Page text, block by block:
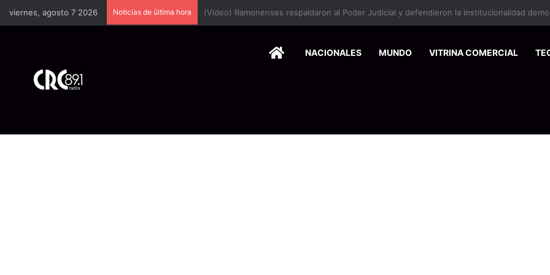
viernes, agosto 7 2026 Noticias de última hora
HOMENACIONALES MUNDO VITRINA COMERCIAL